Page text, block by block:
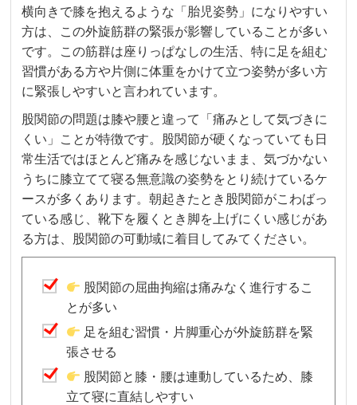
横向きで膝を抱えるような「胎児姿勢」になりやすい
方は、この外旋筋群の緊張が影響していることが多い
です。この筋群は座りっぱなしの生活、特に足を組む
習慣がある方や片側に体重をかけて立つ姿勢が多い方
に緊張しやすいと言われています。
股関節の問題は膝や腰と違って「痛みとして気づきに
くい」ことが特徴です。股関節が硬くなっていても日
常生活ではほとんど痛みを感じないまま、気づかない
うちに膝立てて寝る無意識の姿勢をとり続けているケ
ースが多くあります。朝起きたとき股関節がこわばっ
ている感じ、靴下を履くとき脚を上げにくい感じがあ
る方は、股関節の可動域に着目してみてください。
股関節の屈曲拘縮は痛みなく進行するこ
とが多い
足を組む習慣・片脚重心が外旋筋群を緊
張させる
股関節と膝・腰は連動しているため、膝
立て寝に直結しやすい